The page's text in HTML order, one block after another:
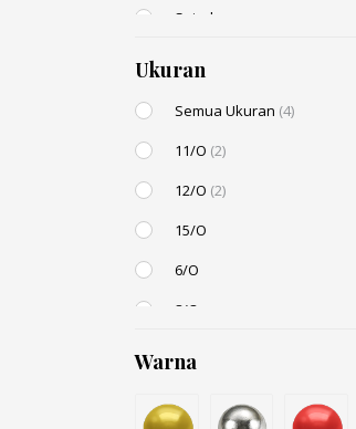
Spiral
Ukuran
Semua Ukuran (4)
11/O (2)
12/O (2)
15/O
6/O
8/O
Warna